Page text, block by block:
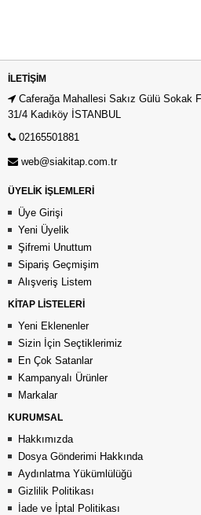
İLETIŞIM
Caferağa Mahallesi Sakız Gülü Sokak
31/4 Kadıköy İSTANBUL
02165501881
web@siakitap.com.tr
ÜYELİK İŞLEMLERİ
Üye Girişi
Yeni Üyelik
Şifremi Unuttum
Sipariş Geçmişim
Alışveriş Listem
KİTAP LİSTELERİ
Yeni Eklenenler
Sizin İçin Seçtiklerimiz
En Çok Satanlar
Kampanyalı Ürünler
Markalar
KURUMSAL
Hakkımızda
Dosya Gönderimi Hakkında
Aydınlatma Yükümlülüğü
Gizlilik Politikası
İade ve İptal Politikası